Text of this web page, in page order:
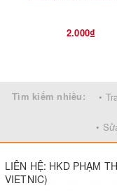
2.000₫
Tìm kiếm nhiều: •
•
LIÊN HỆ: HKD PHẠM
VIETNIC)